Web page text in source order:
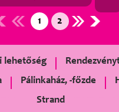
1 2
lehetőség
Pálinkaház, -főzde
Strand